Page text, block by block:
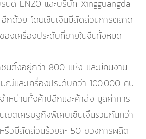
นด์ ENZO และบริษัท Xingguangda
กด้วย โดยเซินเจินมีสัดส่วนการตลาด
งเครื่องประดับที่ขายในจีนทั้งหมด
ชนตั้งอยู่กว่า 800 แห่ง และมีคนงาน
ณีและเครื่องประดับกว่า 100,000 คน
หน่ายทั้งค้าปลีกและค้าส่ง มูลค่าการ
เขตเศรษฐกิจพิเศษเซินเจิ้นรวมกันกว่า
รือมีสัดส่วนร้อยละ 50 ของการผลิต